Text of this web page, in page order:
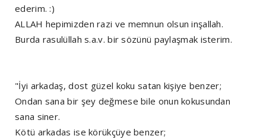
ederim. :)
ALLAH hepimizden razi ve memnun olsun inşallah.
Burda rasulüllah s.a.v. bir sözünü paylaşmak isterim.
"İyi arkadaş, dost güzel koku satan kişiye benzer;
Ondan sana bir şey değmese bile onun kokusundan
sana siner.
Kötü arkadas ise körükçüye benzer;